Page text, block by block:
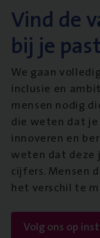
Vind de
bij je past
We gaan
inclusie en
mensen nodig
die weten dat
innoveren en
weten dat deze
cijfers. Mensen
het verschil te
Volg ons op